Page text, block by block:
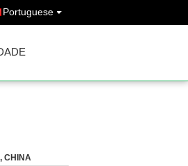
Portuguese
CHINA